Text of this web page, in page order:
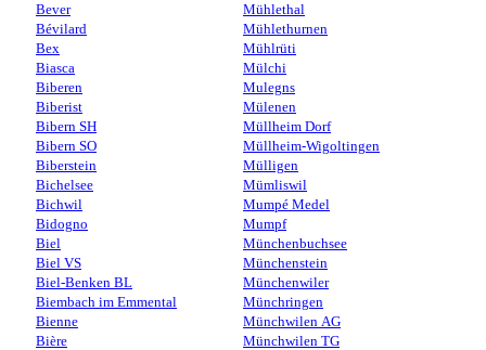
Bever
Bévilard
Bex
Biasca
Biberen
Biberist
Bibern SH
Bibern SO
Biberstein
Bichelsee
Bichwil
Bidogno
Biel
Biel VS
Biel-Benken BL
Biembach im Emmental
Bienne
Bière
Mühlethal
Mühlethurnen
Mühlrüti
Mülchi
Mulegns
Mülenen
Müllheim Dorf
Müllheim-Wigoltingen
Mülligen
Mümliswil
Mumpé Medel
Mumpf
Münchenbuchsee
Münchenstein
Münchenwiler
Münchringen
Münchwilen AG
Münchwilen TG